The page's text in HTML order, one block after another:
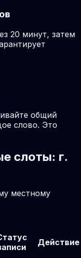
20 минут, затем
общий
слово. Это
слоты: г.
местному
Действие